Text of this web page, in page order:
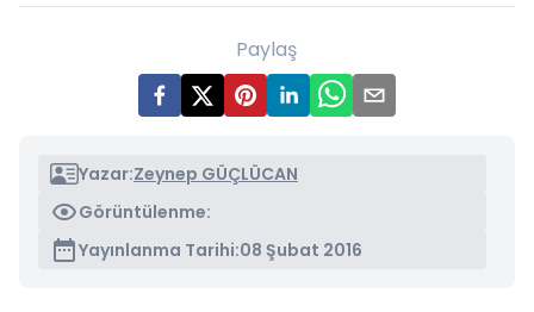
Paylaş
Yazar:Zeynep GÜÇLÜCAN
Görüntülenme:
Yayınlanma Tarihi:08 Şubat 2016